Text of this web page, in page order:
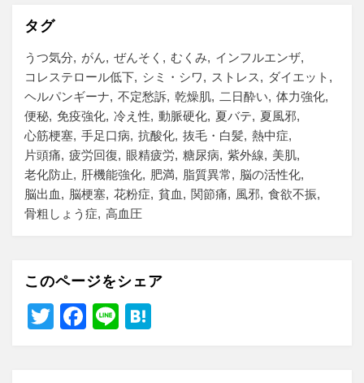
タグ
うつ気分 がん ぜんそく むくみ
インフルエンザ
コレステロール低下
シミ・シワ ストレス
ダイエット
ヘルパンギーナ
不定愁訴 乾燥肌 二日酔い
体力強化
便秘 免疫強化 冷え性 動脈硬化 夏バテ
夏風邪
心筋梗塞 手足口病 抗酸化 抜毛・白髪 熱中症
片頭痛
疲労回復 眼精疲労 糖尿病 紫外線
美肌
老化防止
肝機能強化 肥満 脂質異常
脳の活性化
脳出血
脳梗塞 花粉症 貧血 関節痛 風邪 食欲不振
骨粗しょう症
高血圧
このページをシェア
T
F
Li